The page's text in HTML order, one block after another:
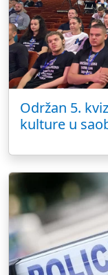
Održan 5.
kulture u